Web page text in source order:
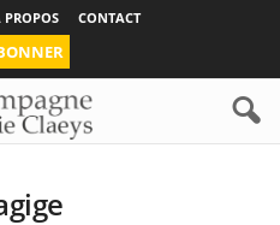
PROPOS CONTACT